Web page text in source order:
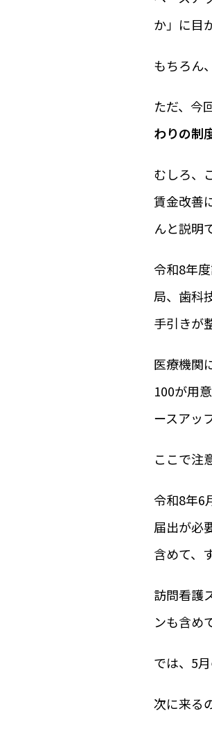
か」に目
もちろん
ただ、今
わりの制
むしろ、
賃金改善
んと説明
令和8年
局、歯科
手引きが
医療機関
100が用
ースアッ
ここで注
令和8年6
届出が必
含めて、
訪問看護
ンも含め
では、5
次に来る